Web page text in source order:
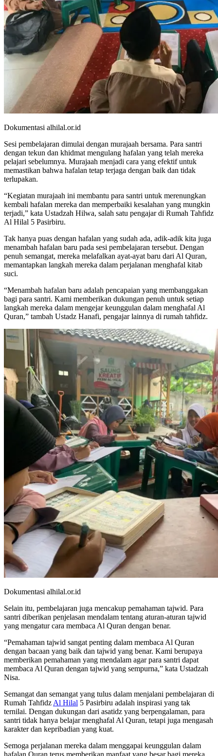
Dokumentasi alhilal.or.id
Sesi pembelajaran dimulai dengan murajaah bersama. Para santri
dengan tekun dan khidmat mengulang hafalan yang telah mereka
pelajari sebelumnya. Murajaah menjadi cara yang efektif untuk
memastikan bahwa hafalan tetap terjaga dengan baik dan tidak
terlupakan.
“Kegiatan murajaah ini membantu para santri untuk merenungkan
kembali hafalan mereka dan memperbaiki kesalahan yang mungkin
terjadi,” kata Ustadzah Hilwa, salah satu pengajar di Rumah Tahfidz
Al Hilal 5 Pasirbiru.
Tak hanya puas dengan hafalan yang sudah ada, adik-adik kita juga
menambah hafalan baru pada sesi pembelajaran tersebut. Dengan
penuh semangat, mereka melafalkan ayat-ayat baru dari Al Quran,
memantapkan langkah mereka dalam perjalanan menghafal kitab
suci.
“Menambah hafalan baru adalah pencapaian yang membanggakan
bagi para santri. Kami memberikan dukungan penuh untuk setiap
langkah mereka dalam mengejar keunggulan dalam menghafal Al
Quran,” tambah Ustadz Hanafi, pengajar lainnya di rumah tahfidz.
Dokumentasi alhilal.or.id
Selain itu, pembelajaran juga mencakup pemahaman tajwid. Para
santri diberikan penjelasan mendalam tentang aturan-aturan tajwid
yang mengatur cara membaca Al Quran dengan benar.
“Pemahaman tajwid sangat penting dalam membaca Al Quran
dengan bacaan yang baik dan tajwid yang benar. Kami berupaya
memberikan pemahaman yang mendalam agar para santri dapat
membaca Al Quran dengan tajwid yang sempurna,” kata Ustadzah
Nisa.
Semangat dan semangat yang tulus dalam menjalani pembelajaran di
Rumah Tahfidz Al Hilal 5 Pasirbiru adalah inspirasi yang tak
ternilai. Dengan dukungan dari asatidz yang berpengalaman, para
santri tidak hanya belajar menghafal Al Quran, tetapi juga mengasah
karakter dan kepribadian yang kuat.
Semoga perjalanan mereka dalam menggapai keunggulan dalam